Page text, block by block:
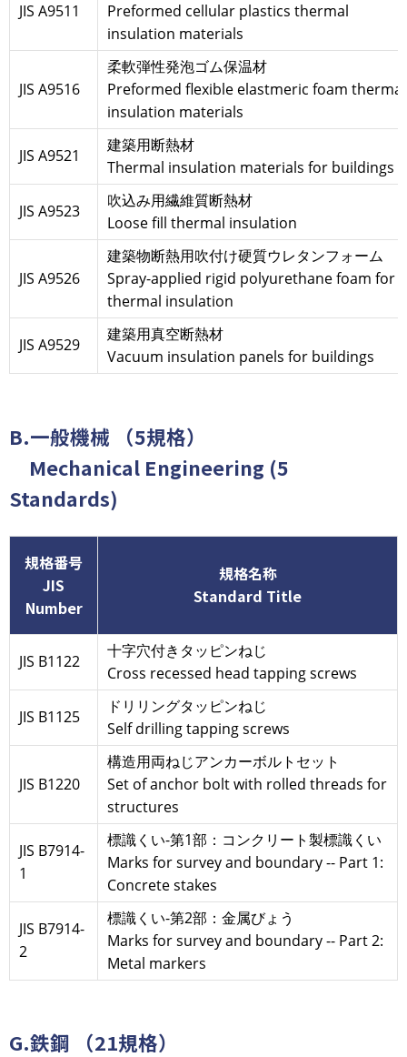
JIS A9511
Preformed cellular plastics thermal
insulation materials
JIS A9516
柔軟弾性発泡ゴム保温材
Preformed flexible elastmeric foam thermal
insulation materials
JIS A9521
建築用断熱材
Thermal insulation materials for buildings
JIS A9523
吹込み用繊維質断熱材
Loose fill thermal insulation
JIS A9526
建築物断熱用吹付け硬質ウレタンフォーム
Spray-applied rigid polyurethane foam for
thermal insulation
JIS A9529
建築用真空断熱材
Vacuum insulation panels for buildings
B.一般機械 （5規格）
Mechanical Engineering (5
Standards)
規格番号
JIS
Number
規格名称
Standard Title
JIS B1122
十字穴付きタッピンねじ
Cross recessed head tapping screws
JIS B1125
ドリリングタッピンねじ
Self drilling tapping screws
JIS B1220
構造用両ねじアンカーボルトセット
Set of anchor bolt with rolled threads for
structures
JIS B7914-
1
標識くい-第1部：コンクリート製標識くい
Marks for survey and boundary -- Part 1:
Concrete stakes
JIS B7914-
2
標識くい-第2部：金属びょう
Marks for survey and boundary -- Part 2:
Metal markers
G.鉄鋼 （21規格）